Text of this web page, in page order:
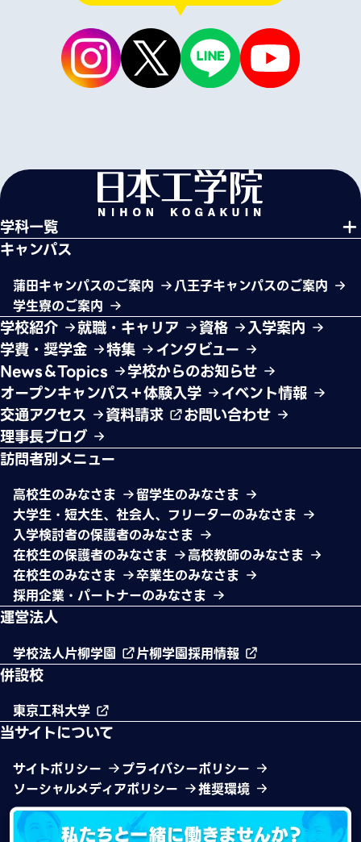
学科一覧
キャンパス
蒲田キャンパスのご案内
八王子キャンパスのご案内
学生寮のご案内
学校紹介 就職・キャリア 資格
入学案内
学費・奨学金
特集
インタビュー
News＆Topics
学校からのお知らせ
オープンキャンパス＋体験入学
イベント情報
交通アクセス
資料請求
お問い合わせ
理事長ブログ
訪問者別メニュー
高校生のみなさま
留学生のみなさま
大学生・短大生、社会人、フリーターのみなさま
入学検討者の保護者のみなさま
在校生の保護者のみなさま
高校教師のみなさま
在校生のみなさま
卒業生のみなさま
採用企業・パートナーのみなさま
運営法人
学校法人片柳学園 片柳学園採用情報
併設校
東京工科大学
当サイトについて
サイトポリシー
プライバシーポリシー
ソーシャルメディアポリシー
推奨環境